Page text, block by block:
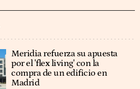
Meridia refuerza su apuesta
por el 'flex living' con la
compra de un edificio en
Madrid